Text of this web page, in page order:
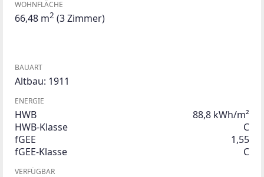
WOHNFLÄCHE
66,48 m2 (3 Zimmer)
BAUART
Altbau: 1911
ENERGIE
HWB
88,8 kWh/m²
HWB-Klasse
C
fGEE
1,55
fGEE-Klasse
C
VERFÜGBAR